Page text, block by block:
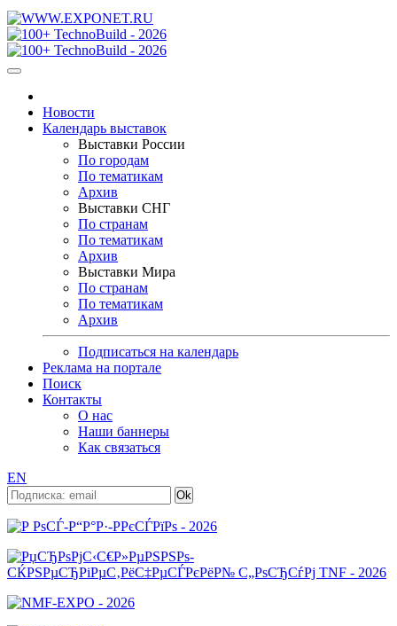
Новости
Календарь выставок
Выставки России
По городам
По тематикам
Архив
Выставки СНГ
По странам
По тематикам
Архив
Выставки Мира
По странам
По тематикам
Архив
Подписаться на календарь
Реклама на портале
Поиск
Контакты
О нас
Наши баннеры
Как связаться
EN